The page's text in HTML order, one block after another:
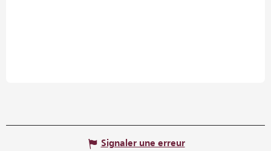
Signaler une erreur